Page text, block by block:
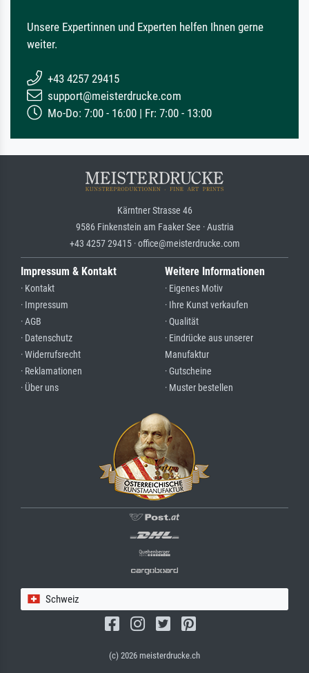
Unsere Expertinnen und Experten helfen Ihnen gerne
weiter.
+43 4257 29415
support@meisterdrucke.com
Mo-Do: 7:00 - 16:00 | Fr: 7:00 - 13:00
Kärntner Strasse 46
9586 Finkenstein am Faaker See · Austria
+43 4257 29415 · office@meisterdrucke.com
Impressum & Kontakt
· Kontakt
· Impressum
· AGB
· Datenschutz
· Widerrufsrecht
· Reklamationen
· Über uns
Weitere Informationen
· Eigenes Motiv
· Ihre Kunst verkaufen
· Qualität
· Eindrücke aus unserer
Manufaktur
· Gutscheine
· Muster bestellen
Schweiz
(c) 2026 meisterdrucke.ch